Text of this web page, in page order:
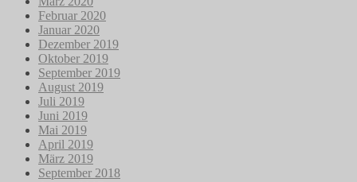
Februar 2020
Januar 2020
Dezember 2019
Oktober 2019
September 2019
August 2019
Juli 2019
Juni 2019
Mai 2019
April 2019
März 2019
September 2018